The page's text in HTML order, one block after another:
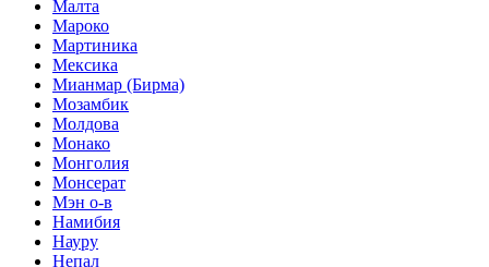
Малта
Мароко
Мартиника
Мексика
Мианмар (Бирма)
Мозамбик
Молдова
Монако
Монголия
Монсерат
Мэн о-в
Намибия
Науру
Непал